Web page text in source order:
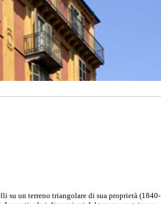
su un terreno triangolare di sua proprietà (1840-